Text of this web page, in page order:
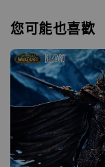
您可能也喜歡